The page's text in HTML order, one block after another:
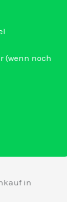
(wenn noch
in